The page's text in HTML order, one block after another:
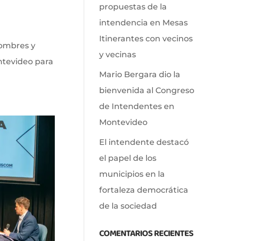
y
para
propuestas de la
intendencia en Mesas
Itinerantes con vecinos
y vecinas
Mario Bergara dio la
bienvenida al Congreso
de Intendentes en
Montevideo
El intendente destacó
el papel de los
municipios en la
fortaleza democrática
de la sociedad
COMENTARIOS RECIENTES